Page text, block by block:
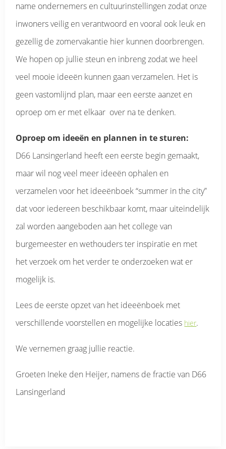
name ondernemers en cultuurinstellingen zodat onze
inwoners veilig en verantwoord en vooral ook leuk en
gezellig de zomervakantie hier kunnen doorbrengen.
We hopen op jullie steun en inbreng zodat we heel
veel mooie ideeën kunnen gaan verzamelen. Het is
geen vastomlijnd plan, maar een eerste aanzet en
oproep om er met elkaar over na te denken.
Oproep om ideeën en plannen in te sturen:
D66 Lansingerland heeft een eerste begin gemaakt,
maar wil nog veel meer ideeën ophalen en
verzamelen voor het ideeënboek “summer in the city”
dat voor iedereen beschikbaar komt, maar uiteindelijk
zal worden aangeboden aan het college van
burgemeester en wethouders ter inspiratie en met
het verzoek om het verder te onderzoeken wat er
mogelijk is.
Lees de eerste opzet van het ideeënboek met
verschillende voorstellen en mogelijke locaties hier.
We vernemen graag jullie reactie.
Groeten Ineke den Heijer, namens de fractie van D66
Lansingerland